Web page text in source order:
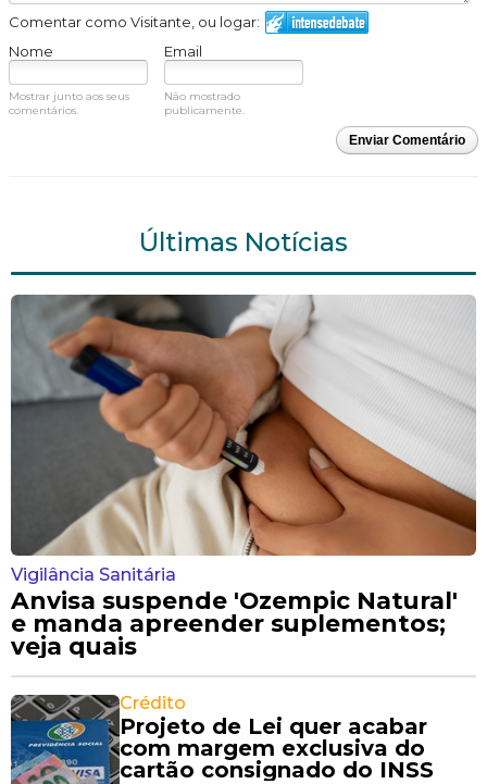
Comentar como Visitante, ou logar:
Nome
Email
Mostrar junto aos seus
comentários.
Não mostrado
publicamente.
Enviar Comentário
Últimas Notícias
Vigilância Sanitária
Anvisa suspende 'Ozempic Natural'
e manda apreender suplementos;
veja quais
Crédito
Projeto de Lei quer acabar
com margem exclusiva do
cartão consignado do INSS